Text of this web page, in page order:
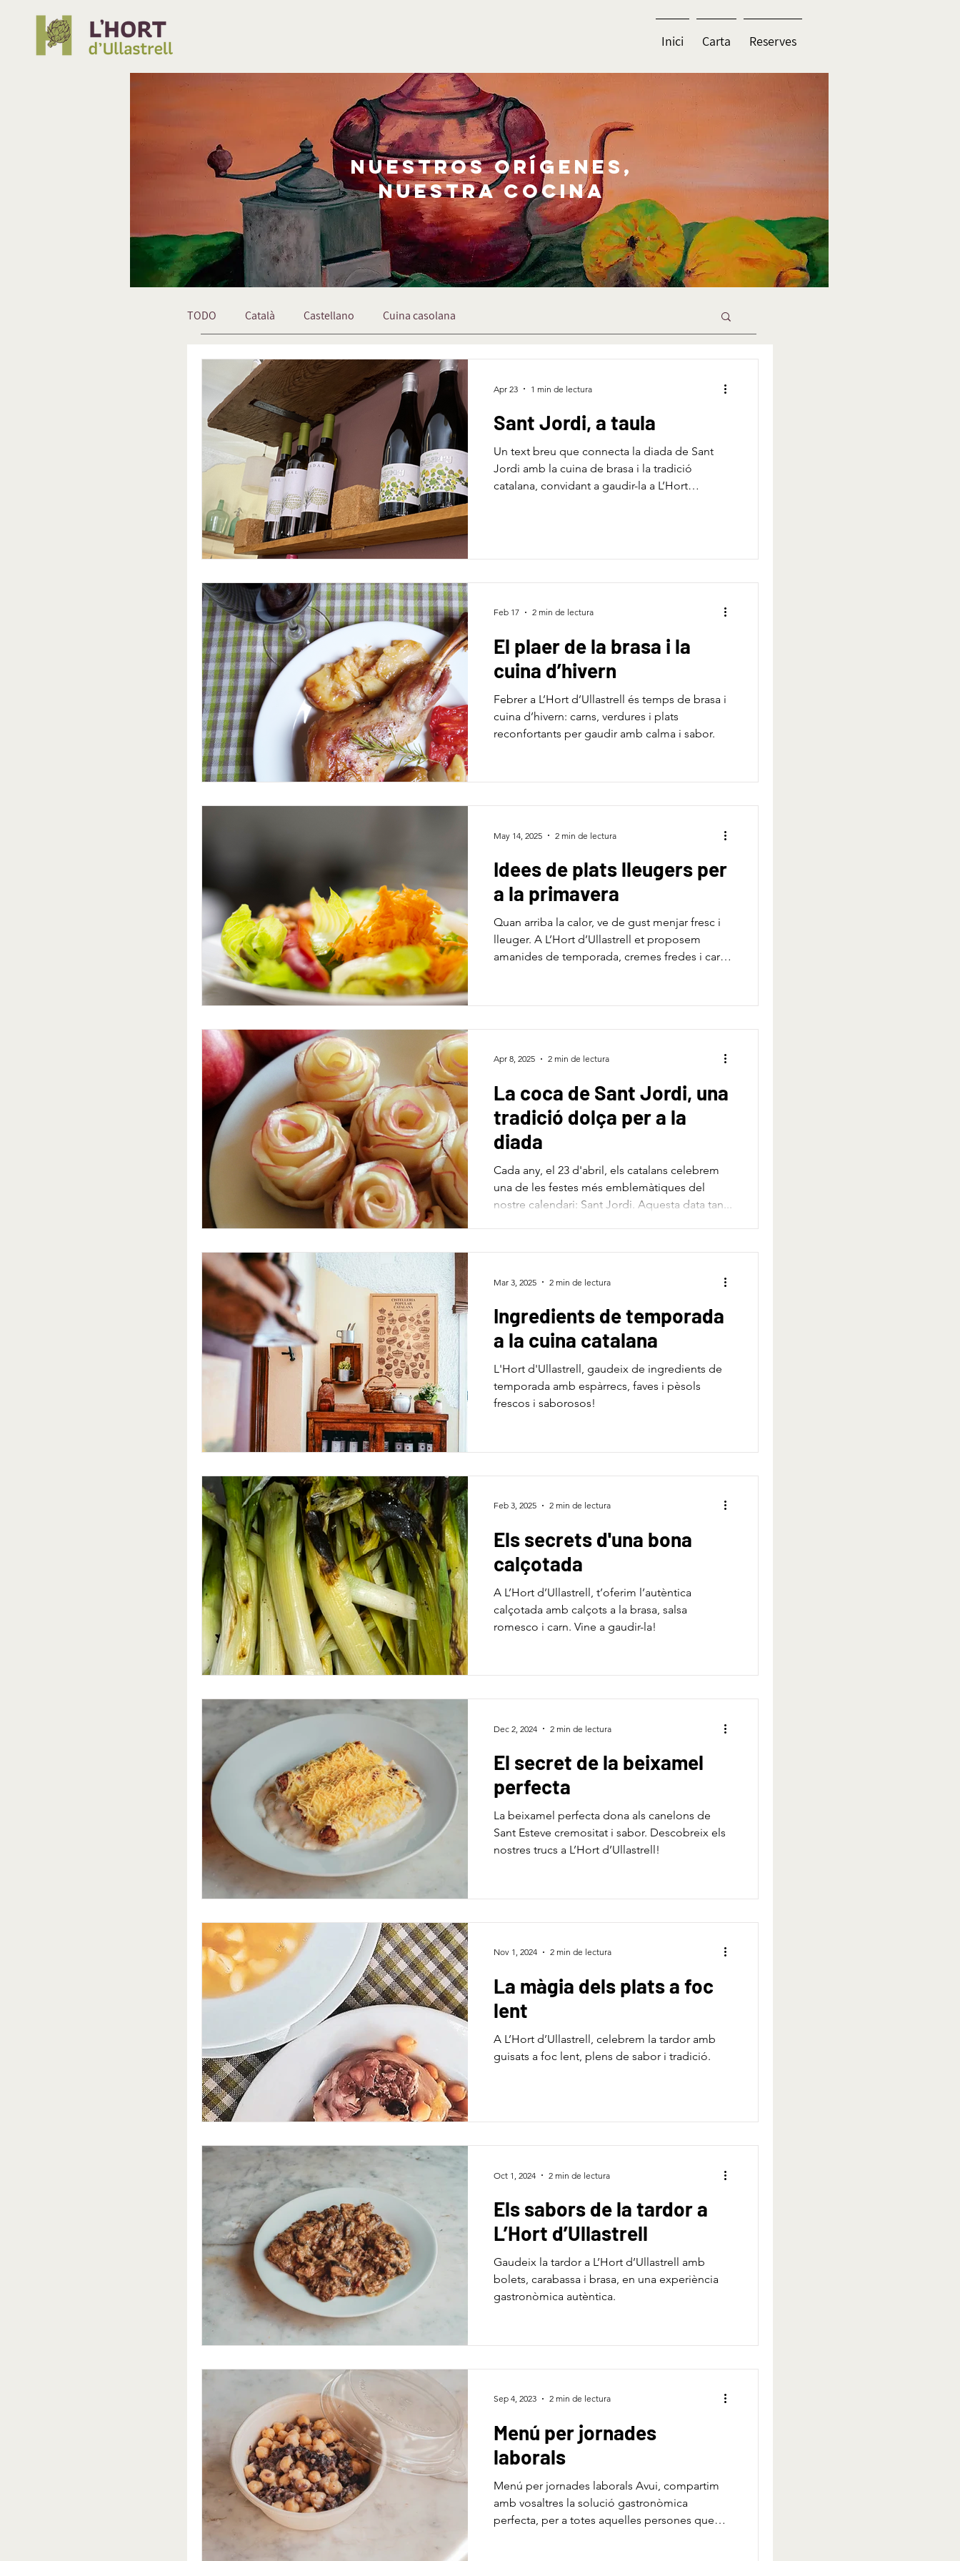
Inici Carta Reserves
nuestros orígenes,
nuestra cocina
TODO Català Castellano Cuina casolana
Sant Jordi, a taula
Un text breu que connecta la diada de Sant
Jordi amb la cuina de brasa i la tradició
catalana, convidant a gaudir-la a L’Hort
Apr 23 1 min de lectura
El plaer de la brasa i la
cuina d’hivern
Febrer a L’Hort d’Ullastrell és temps de brasa i
cuina d’hivern: carns, verdures i plats
reconfortants per gaudir amb calma i sabor.
Feb 17 2 min de lectura
Idees de plats lleugers per
a la primavera
Quan arriba la calor, ve de gust menjar fresc i
lleuger. A L’Hort d’Ullastrell et proposem
amanides de temporada, cremes fredes i carns
May 14, 2025 2 min de lectura
La coca de Sant Jordi, una
tradició dolça per a la
diada
Cada any, el 23 d'abril, els catalans celebrem
una de les festes més emblemàtiques del
nostre calendari: Sant Jordi. Aquesta data tan...
Apr 8, 2025 2 min de lectura
Ingredients de temporada
a la cuina catalana
L'Hort d'Ullastrell, gaudeix de ingredients de
temporada amb espàrrecs, faves i pèsols
frescos i saborosos!
Mar 3, 2025 2 min de lectura
Els secrets d'una bona
calçotada
A L’Hort d’Ullastrell, t’oferim l’autèntica
calçotada amb calçots a la brasa, salsa
romesco i carn. Vine a gaudir-la!
Feb 3, 2025 2 min de lectura
El secret de la beixamel
perfecta
La beixamel perfecta dona als canelons de
Sant Esteve cremositat i sabor. Descobreix els
nostres trucs a L’Hort d’Ullastrell!
Dec 2, 2024 2 min de lectura
La màgia dels plats a foc
lent
A L’Hort d’Ullastrell, celebrem la tardor amb
guisats a foc lent, plens de sabor i tradició.
Nov 1, 2024 2 min de lectura
Els sabors de la tardor a
L’Hort d’Ullastrell
Gaudeix la tardor a L’Hort d’Ullastrell amb
bolets, carabassa i brasa, en una experiència
gastronòmica autèntica.
Oct 1, 2024 2 min de lectura
Menú per jornades
laborals
Menú per jornades laborals Avui, compartim
amb vosaltres la solució gastronòmica
perfecta, per a totes aquelles persones que
Sep 4, 2023 2 min de lectura